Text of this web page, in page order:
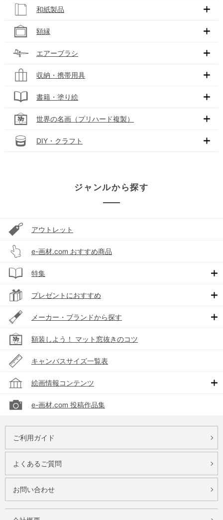
和紙製品
額縁
エアーブラシ
収納・携帯用具
書籍・塗り絵
世界の名画（プリハード複製）
DIY・クラフト
ジャンルから探す
アウトレット
e-画材.com おすすめ商品
特集
プレゼントにおすすめ
メーカー・ブランドから探す
額装しよう！ マット窓抜きのコツ
キャンバスサイズ一覧表
絵画情報コンテンツ
e-画材.com 投稿作品集
ご利用ガイド
よくあるご質問
お問い合わせ